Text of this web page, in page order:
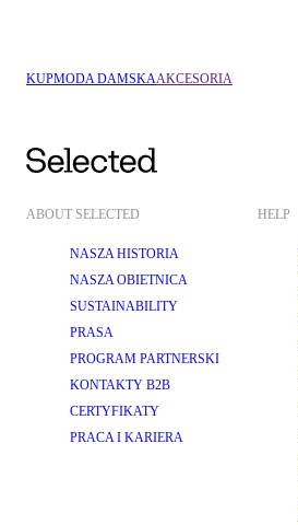
KUPMODA DAMSKAAKCESORIA
ABOUT SELECTED
NASZA HISTORIA
NASZA OBIETNICA
SUSTAINABILITY
PRASA
PROGRAM PARTNERSKI
KONTAKTY B2B
CERTYFIKATY
PRACA I KARIERA
HELP